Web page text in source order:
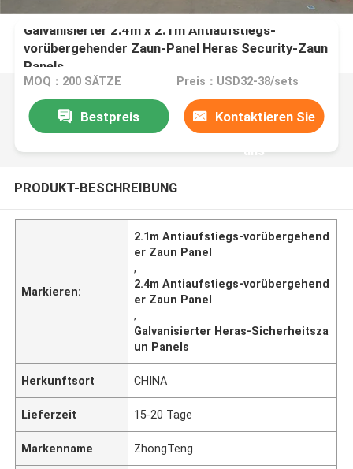
Galvanisierter 2.4m x 2.1m Antiaufstiegs-
vorübergehender Zaun-Panel Heras Security-Zaun
Panels
MOQ：200 SÄTZE Preis：USD32-38/sets
Bestpreis Kontaktieren Sie
uns
PRODUKT-BESCHREIBUNG
Markieren:
2.1m Antiaufstiegs-vorübergehend
er Zaun Panel
,
2.4m Antiaufstiegs-vorübergehend
er Zaun Panel
,
Galvanisierter Heras-Sicherheitsza
un Panels
Herkunftsort CHINA
Lieferzeit 15-20 Tage
Markenname ZhongTeng